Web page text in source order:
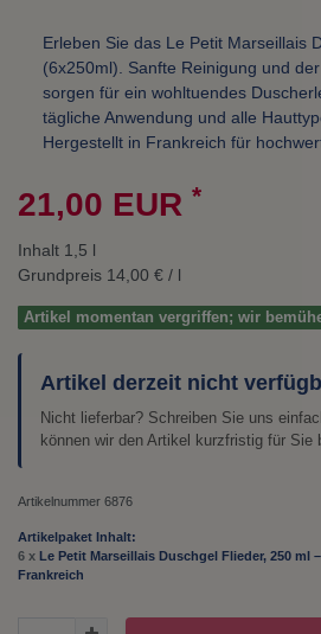
Erleben Sie das Le Petit Marseillais
(6x250ml). Sanfte Reinigung und
sorgen für ein wohltuendes
tägliche Anwendung und alle
Hergestellt in Frankreich für
21,00 EUR *
Inhalt 1,5 l
Grundpreis 14,00 € / l
Artikel momentan vergriffen; wir
Artikel derzeit nicht
Nicht lieferbar? Schreiben Sie uns
können wir den Artikel kurzfristig für Sie
Artikelnummer 6876
Artikelpaket Inhalt:
6 x Le Petit Marseillais Duschgel Flieder, 250 ml
Frankreich